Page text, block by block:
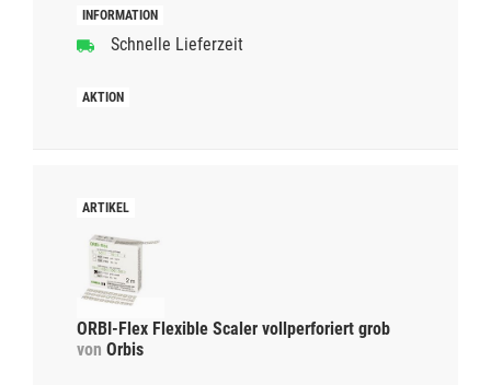
Schnelle Lieferzeit
ORBI-Flex Flexible Scaler vollperforiert grob
von Orbis